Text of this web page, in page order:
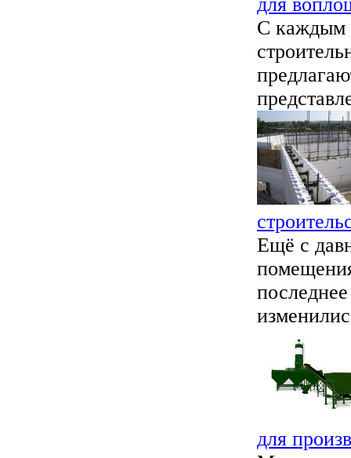
С каждым
Ещё с
для